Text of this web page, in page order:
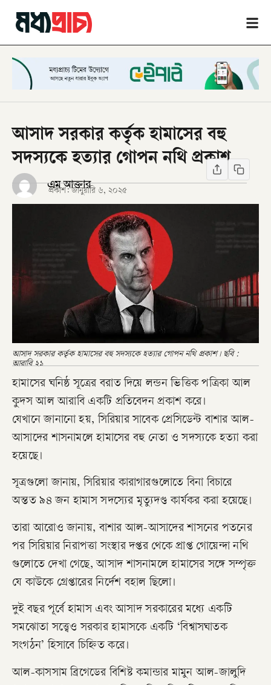
আসাদ সরকার কর্তৃক হামাসের বহু
সদস্যকে হত্যার গোপন নথি প্রকাশ
এম আক্তার
প্রকাশ: জানুয়ারি ৬, ২০২৫
আসাদ সরকার কর্তৃক হামাসের বহু সদস্যকে হত্যার গোপন নথি প্রকাশ। ছবি :
আরাবি ২১
হামাসের ঘনিষ্ঠ সূত্রের বরাত দিয়ে লন্ডন ভিত্তিক পত্রিকা আল
কুদস আল আরাবি একটি প্রতিবেদন প্রকাশ করে।
যেখানে জানানো হয়, সিরিয়ার সাবেক প্রেসিডেন্ট বাশার আল-
আসাদের শাসনামলে হামাসের বহু নেতা ও সদস্যকে হত্যা করা
হয়েছে।
সূত্রগুলো জানায়, সিরিয়ার কারাগারগুলোতে বিনা বিচারে
অন্তত ৯৪ জন হামাস সদস্যের মৃত্যুদণ্ড কার্যকর করা হয়েছে।
তারা আরোও জানায়, বাশার আল-আসাদের শাসনের পতনের
পর সিরিয়ার নিরাপত্তা সংস্থার দপ্তর থেকে প্রাপ্ত গোয়েন্দা নথি
গুলোতে দেখা গেছে, আসাদ শাসনামলে হামাসের সঙ্গে সম্পৃক্ত
যে কাউকে গ্রেপ্তারের নির্দেশ বহাল ছিলো।
দুই বছর পূর্বে হামাস এবং আসাদ সরকারের মধ্যে একটি
সমঝোতা সত্ত্বেও সরকার হামাসকে একটি ‘বিশ্বাসঘাতক
সংগঠন’ হিসাবে চিহ্নিত করে।
আল-কাসসাম ব্রিগেডের বিশিষ্ট কমান্ডার মামুন আল-জালুদি